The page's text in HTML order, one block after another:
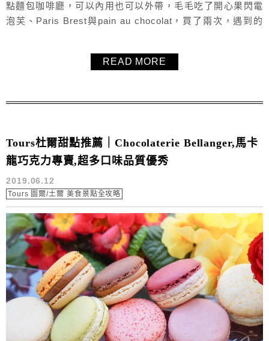
點麵包咖啡廳，可以內用也可以外帶，毛毛吃了開心果閃電
泡芙、Paris Brest與pain au chocolat，買了兩次，遇到的
高，推薦可以外帶去正旁邊的小公園品嚐，法國Tours土爾/
杜爾美食甜點麵包推薦。READ MORE
Tours杜爾甜點推薦｜Chocolaterie Bellanger,馬卡
龍巧克力專賣,超多口味品質優秀
2019.06.12
Tours 圖爾/土爾 美食景點全攻略